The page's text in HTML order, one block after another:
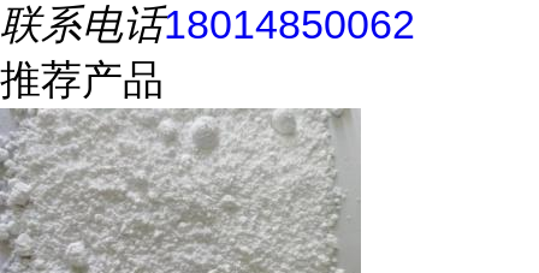
联系电话18014850062
推荐产品